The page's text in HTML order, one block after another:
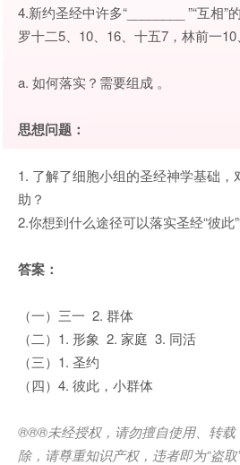
4.新约圣经中许多“________ ”“互相”
罗十二5、10、16、十五7，林前一
a. 如何落实？需要组成 。
思想问题：
1. 了解了细胞小组的圣经神学基础
助？
2.你想到什么途径可以落实圣经“彼此
答案：
（一）三一 2. 群体
（二）1. 形象 2. 家庭 3. 同活
（三）1. 圣约
（四）4. 彼此，小群体
®®®未经授权，请勿擅自使用、转
除，请尊重知识产权，违者即为“盗取